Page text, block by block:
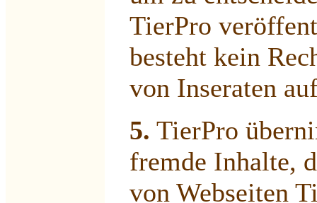
TierPro
besteht kein
von Inseraten
5. TierPro
fremde Inhalte,
von Webseiten